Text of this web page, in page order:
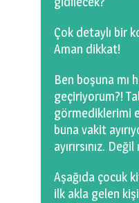
Çok detaylı bir
Aman dikkat!
Ben boşuna mı
geçiriyorum?!
görmediklerimi
buna vakit
ayırırsınız. Değil
Aşağıda çocuk
ilk akla gelen